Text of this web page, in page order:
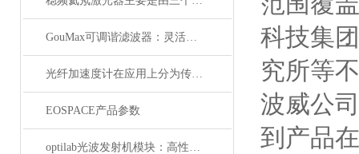
GouMax可调谐滤波器：灵活性与性能的结合
光纤加速度计在应用上分为传光型的和传感型
EOSPACE产品参数
optilab光波发射机模块：高性能通信的核心组件
科技集
究所等
波威公
到产品